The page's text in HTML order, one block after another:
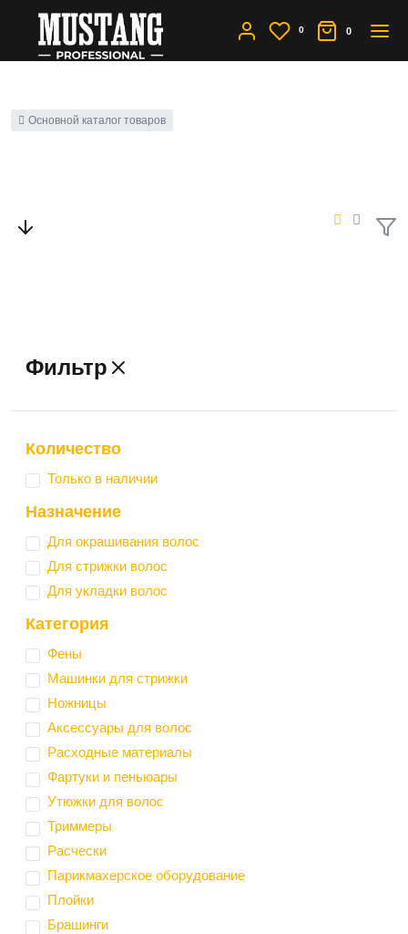
0 0
Основной каталог товаров
Фильтр
Количество
Только в наличии
Назначение
Для окрашивания волос
Для стрижки волос
Для укладки волос
Категория
Фены
Машинки для стрижки
Ножницы
Аксессуары для волос
Расходные материалы
Фартуки и пеньюары
Утюжки для волос
Триммеры
Расчески
Парикмахерское оборудование
Плойки
Брашинги